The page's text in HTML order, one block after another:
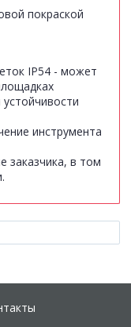
покраской
IP54 - может
инструмента
заказчика, в том